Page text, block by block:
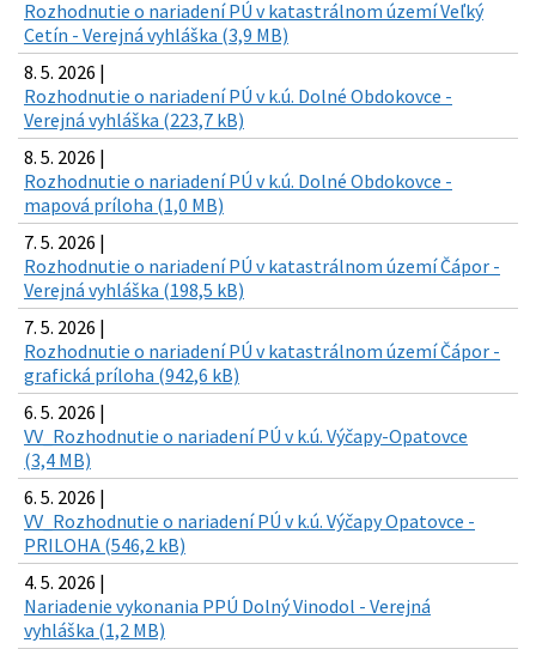
Rozhodnutie o nariadení PÚ v katastrálnom území Veľký
Cetín - Verejná vyhláška (3,9 MB)
8. 5. 2026 |
Rozhodnutie o nariadení PÚ v k.ú. Dolné Obdokovce -
Verejná vyhláška (223,7 kB)
8. 5. 2026 |
Rozhodnutie o nariadení PÚ v k.ú. Dolné Obdokovce -
mapová príloha (1,0 MB)
7. 5. 2026 |
Rozhodnutie o nariadení PÚ v katastrálnom území Čápor -
Verejná vyhláška (198,5 kB)
7. 5. 2026 |
Rozhodnutie o nariadení PÚ v katastrálnom území Čápor -
grafická príloha (942,6 kB)
6. 5. 2026 |
VV_Rozhodnutie o nariadení PÚ v k.ú. Výčapy-Opatovce
(3,4 MB)
6. 5. 2026 |
VV_Rozhodnutie o nariadení PÚ v k.ú. Výčapy Opatovce -
PRILOHA (546,2 kB)
4. 5. 2026 |
Nariadenie vykonania PPÚ Dolný Vinodol - Verejná
vyhláška (1,2 MB)